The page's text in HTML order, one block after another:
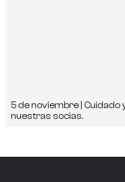
5 de noviembre | Cuidado
nuestras socias.